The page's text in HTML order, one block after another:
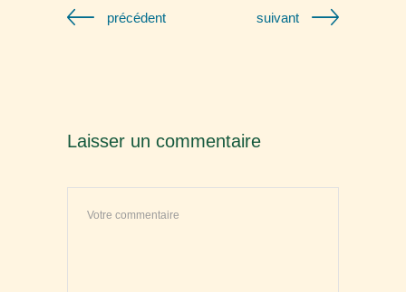
précédent suivant
Laisser un commentaire